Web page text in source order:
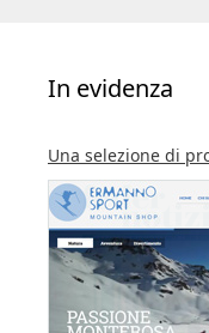
In evidenza
Una selezione di